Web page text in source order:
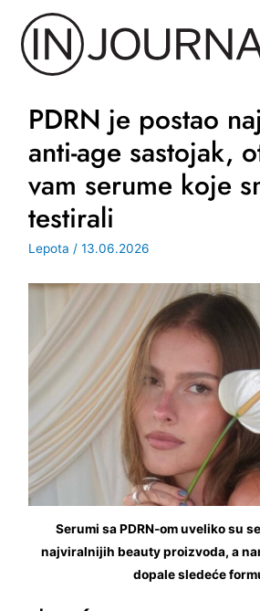
sadržaj
PDRN je postao
anti-age sastojak,
vam serume koje
testirali
Lepota /13.06.2026
Serumi sa PDRN-om uveliko su
najviralnijih beauty proizvoda, a
dopale sledeće